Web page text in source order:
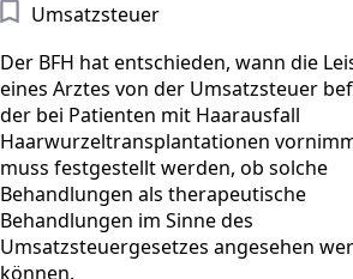
Umsatzsteuer
Der BFH hat entschieden, wann die
eines Arztes von der Umsatzsteuer
der bei Patienten mit Haarausfall
Haarwurzeltransplantationen
muss festgestellt werden, ob solche
Behandlungen als therapeutische
Behandlungen im Sinne des
Umsatzsteuergesetzes angesehen
können.